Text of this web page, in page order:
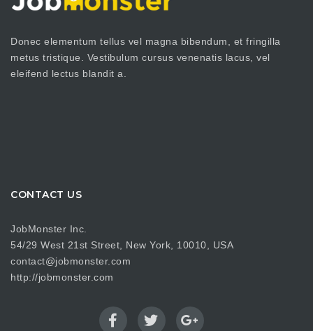
Donec elementum tellus vel magna bibendum, et fringilla
metus tristique. Vestibulum cursus venenatis lacus, vel
eleifend lectus blandit a.
CONTACT US
JobMonster Inc.
54/29 West 21st Street, New York, 10010, USA
contact@jobmonster.com
http://jobmonster.com